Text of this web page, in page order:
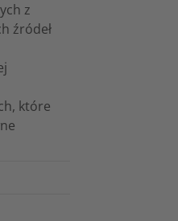
z
źródeł
które